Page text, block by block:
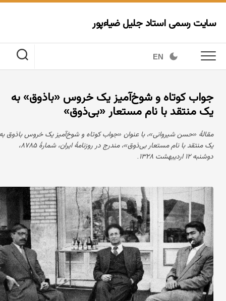
Skip
content
سایت رسمی استاد جلیل ضیاءپور
EN
جواب کوتاه و شوخ‌آمیز یک خروس «باذوق» به
یک منتقد با نام مستعار «بی‌ذوق»
مقالهٔ «حسن شیروانی»، با عنوان «جواب کوتاه و شوخ‌آمیز یک خروس باذوق
یک منتقد با نام مستعار بی‌ذوق»، مندرج در روزنامهٔ ایران، شمارهٔ ۸۷۸۵،
دوشنبه ۱۲ اردیبهشت ۱۳۲۸.